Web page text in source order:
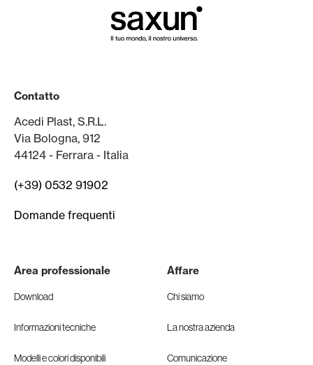
Contatto
Acedi Plast, S.R.L.
Via Bologna, 912
44124 - Ferrara - Italia
(+39) 0532 91902
Domande frequenti
Area professionale
Download
Informazioni tecniche
Modelli e colori disponibili
Affare
Chi siamo
La nostra azienda
Comunicazione